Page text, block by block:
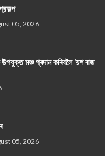
05, 2026
মঞ্চ প্ৰদান কৰিবলৈ ‘য়শ ৰাজ
05, 2026